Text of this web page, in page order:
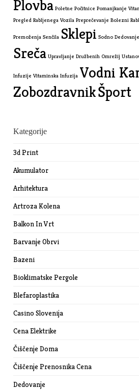
Plovba Poletne Počitnice Pomanjkanje
Pregled Rabljenega Vozila Preprečevanje Bolezni
Premoženja Senčila Sklepi Sodno Dedovanje
Sreča Upravljanje Družbenih Omrežij
Infuzije Vitaminska Infuzija Vodni
ZobozdravnikŠport
Kategorije
3d Print
Akumulator
Arhitektura
Artroza Kolena
Balkon In Vrt
Barvanje Obrvi
Bazeni
Bioklimatske Pergole
Blefaroplastika
Casino Slovenija
Cena Elektrike
Čiščenje Doma
Čiščenje Prenosnika Cena
Dedovanje